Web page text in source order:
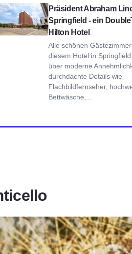
Präsident Abraham
Springfield - ein
Hilton Hotel
Alle schönen
diesem Hotel in
über moderne
durchdachte Details wie
Flachbildfernseher,
Bettwäsche,...
Ansicht Präsident Abraham Lincoln